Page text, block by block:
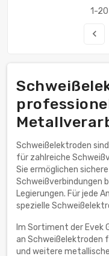
1-
navigate_before
Schweißelektroden
für zahlreiche
Sie ermöglichen
Schweißverbindungen
Legierungen. Für jede
spezielle
Im Sortiment der Evek
an Schweißelektroden
und weitere